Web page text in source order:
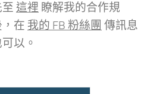
這裡 瞭解我的合作規
在 我的 FB 粉絲團 傳訊息
以。